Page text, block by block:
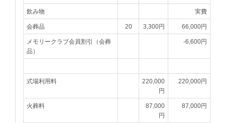
飲み物 実費
会葬品 20 3,300円 66,000円
メモリークラブ会員割引（会葬
品）
-6,600円
式場利用料
220,000
円
220,000円
火葬料
87,000
円
87,000円